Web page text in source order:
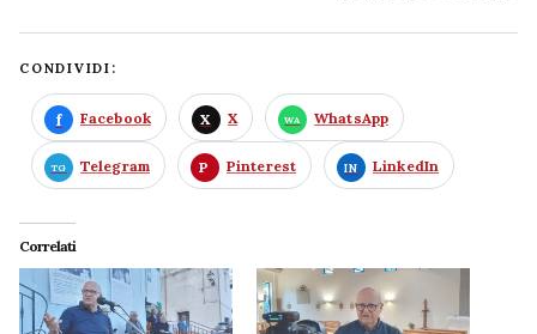
CONDIVIDI:
Facebook X WhatsApp
Telegram Pinterest LinkedIn
Correlati